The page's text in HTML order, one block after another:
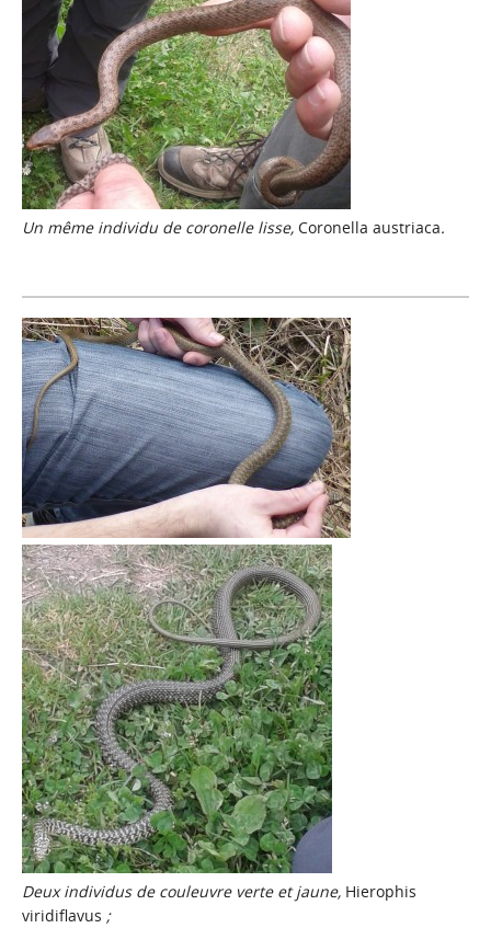
Un même individu de coronelle lisse, Coronella austriaca.
Deux individus de couleuvre verte et jaune, Hierophis
viridiflavus ;